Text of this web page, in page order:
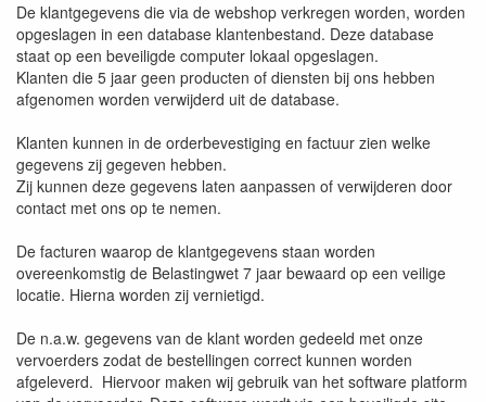
De klantgegevens die via de webshop verkregen worden, worden
opgeslagen in een database klantenbestand. Deze database
staat op een beveiligde computer lokaal opgeslagen.
Klanten die 5 jaar geen producten of diensten bij ons hebben
afgenomen worden verwijderd uit de database.
Klanten kunnen in de orderbevestiging en factuur zien welke
gegevens zij gegeven hebben.
Zij kunnen deze gegevens laten aanpassen of verwijderen door
contact met ons op te nemen.
De facturen waarop de klantgegevens staan worden
overeenkomstig de Belastingwet 7 jaar bewaard op een veilige
locatie. Hierna worden zij vernietigd.
De n.a.w. gegevens van de klant worden gedeeld met onze
vervoerders zodat de bestellingen correct kunnen worden
afgeleverd. Hiervoor maken wij gebruik van het software platform